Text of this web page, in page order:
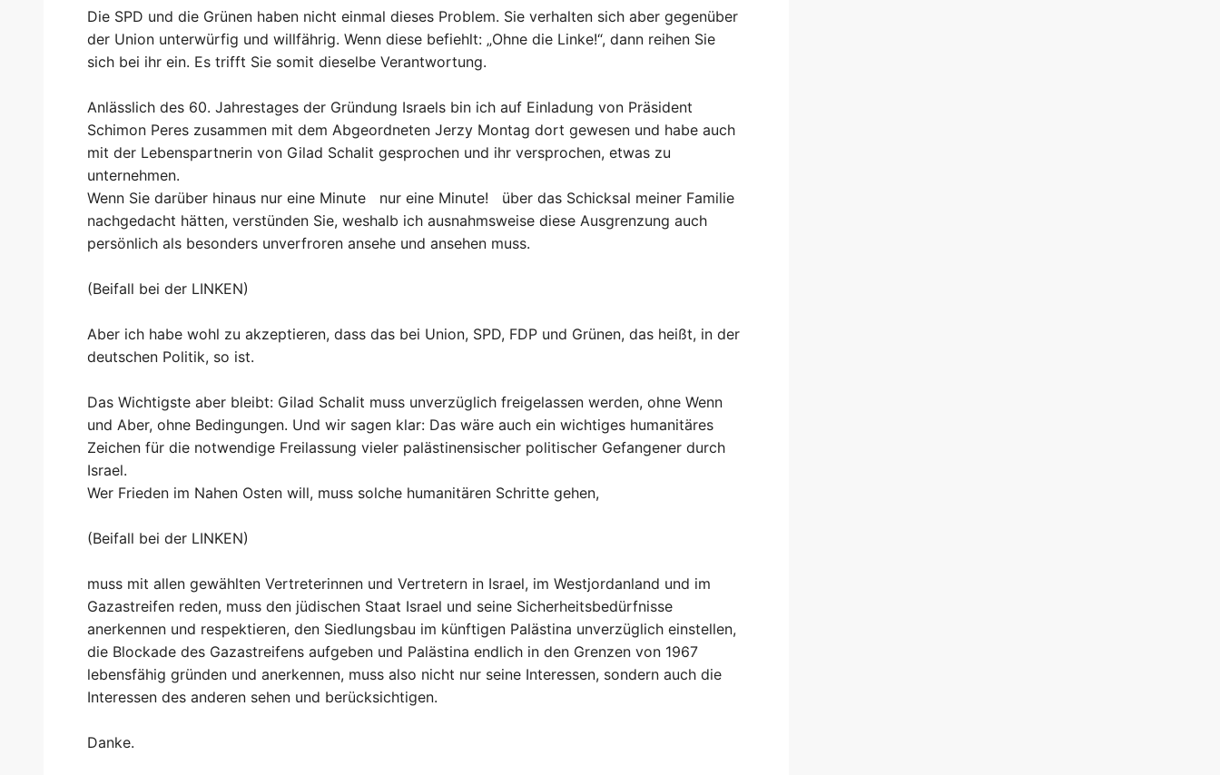
Die SPD und die Grünen haben nicht einmal dieses Problem. Sie verhalten sich aber gegenüber
der Union unterwürfig und willfährig. Wenn diese befiehlt: „Ohne die Linke!“, dann reihen Sie
sich bei ihr ein. Es trifft Sie somit dieselbe Verantwortung.
Anlässlich des 60. Jahrestages der Gründung Israels bin ich auf Einladung von Präsident
Schimon Peres zusammen mit dem Abgeordneten Jerzy Montag dort gewesen und habe auch
mit der Lebenspartnerin von Gilad Schalit gesprochen und ihr versprochen, etwas zu
unternehmen.
Wenn Sie darüber hinaus nur eine Minute nur eine Minute! über das Schicksal meiner Familie
nachgedacht hätten, verstünden Sie, weshalb ich ausnahmsweise diese Ausgrenzung auch
persönlich als besonders unverfroren ansehe und ansehen muss.
(Beifall bei der LINKEN)
Aber ich habe wohl zu akzeptieren, dass das bei Union, SPD, FDP und Grünen, das heißt, in der
deutschen Politik, so ist.
Das Wichtigste aber bleibt: Gilad Schalit muss unverzüglich freigelassen werden, ohne Wenn
und Aber, ohne Bedingungen. Und wir sagen klar: Das wäre auch ein wichtiges humanitäres
Zeichen für die notwendige Freilassung vieler palästinensischer politischer Gefangener durch
Israel.
Wer Frieden im Nahen Osten will, muss solche humanitären Schritte gehen,
(Beifall bei der LINKEN)
muss mit allen gewählten Vertreterinnen und Vertretern in Israel, im Westjordanland und im
Gazastreifen reden, muss den jüdischen Staat Israel und seine Sicherheitsbedürfnisse
anerkennen und respektieren, den Siedlungsbau im künftigen Palästina unverzüglich einstellen,
die Blockade des Gazastreifens aufgeben und Palästina endlich in den Grenzen von 1967
lebensfähig gründen und anerkennen, muss also nicht nur seine Interessen, sondern auch die
Interessen des anderen sehen und berücksichtigen.
Danke.